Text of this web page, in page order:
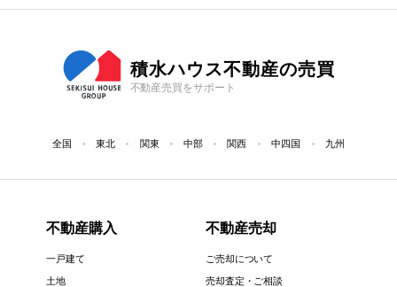
積水ハウス不動産の売買
不動産売買をサポート
全国 東北 関東 中部 関西 中四国 九州
不動産購入
一戸建て
土地
不動産売却
ご売却について
売却査定・ご相談